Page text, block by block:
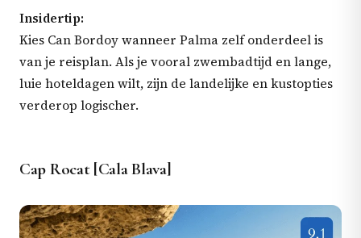
Insidertip:
Kies Can Bordoy wanneer Palma zelf onderdeel is
van je reisplan. Als je vooral zwembadtijd en lange,
luie hoteldagen wilt, zijn de landelijke en kustopties
verderop logischer.
Cap Rocat [Cala Blava]